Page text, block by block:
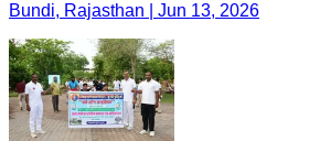
Bundi, Rajasthan | Jun 13, 2026